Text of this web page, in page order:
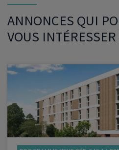
ANNONCES QUI
VOUS